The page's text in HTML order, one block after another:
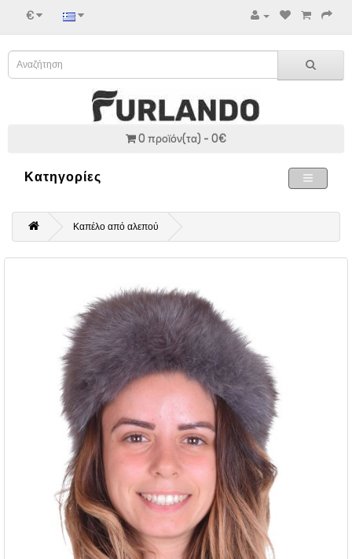
€
0 προϊόν(τα) - 0€
Κατηγορίες
Καπέλο από αλεπού